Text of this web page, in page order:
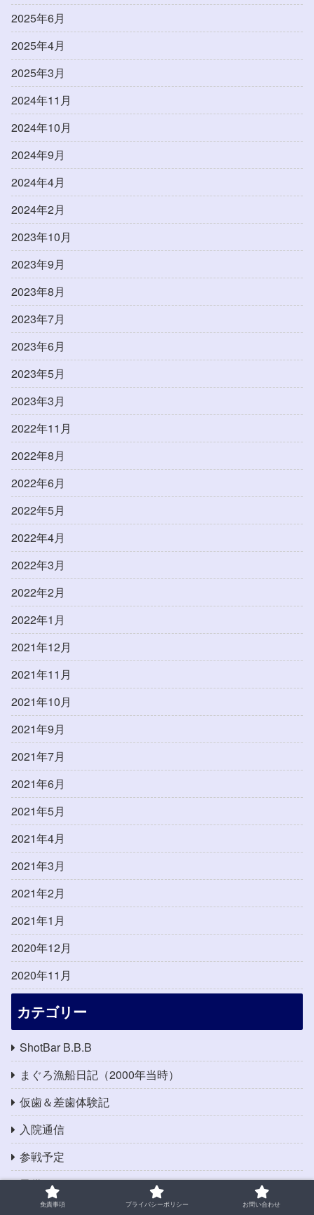
2025年6月
2025年4月
2025年3月
2024年11月
2024年10月
2024年9月
2024年4月
2024年2月
2023年10月
2023年9月
2023年8月
2023年7月
2023年6月
2023年5月
2023年3月
2022年11月
2022年8月
2022年6月
2022年5月
2022年4月
2022年3月
2022年2月
2022年1月
2021年12月
2021年11月
2021年10月
2021年9月
2021年7月
2021年6月
2021年5月
2021年4月
2021年3月
2021年2月
2021年1月
2020年12月
2020年11月
カテゴリー
ShotBar B.B.B
まぐろ漁船日記（2000年当時）
仮歯＆差歯体験記
入院通信
参戦予定
子供
拘置所暮らし
免責事項 プライバシーポリシー お問い合わせ